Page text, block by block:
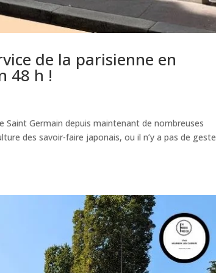
de la parisienne en
48 h !
Saint Germain depuis maintenant de nombreuses
des savoir-faire japonais, ou il n’y a pas de geste